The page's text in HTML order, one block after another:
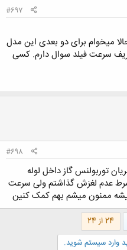
#697
میخوام برای دو بعدی این مدل
سرعت فیلد سوال دارم. کسی
#698
توربولنس گاز داخل لوله
عدم لغزش گذاشتم ولی سرعت
ممنون میشم بهم کمک کنین
24 از 24
وارد سیستم شوید.